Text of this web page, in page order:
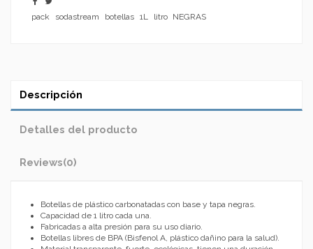
pack sodastream botellas 1L litro NEGRAS
Descripción
Detalles del producto
Reviews(0)
Botellas de plástico carbonatadas con base y tapa negras.
Capacidad de 1 litro cada una.
Fabricadas a alta presión para su uso diario.
Botellas libres de BPA (Bisfenol A, plástico dañino para la salud).